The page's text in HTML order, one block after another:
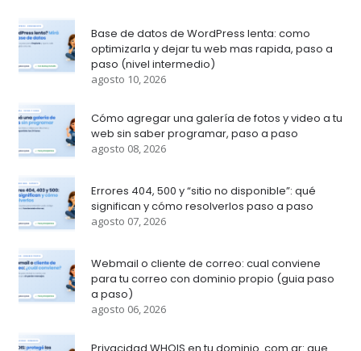
Base de datos de WordPress lenta: como
optimizarla y dejar tu web mas rapida, paso a
paso (nivel intermedio)
agosto 10, 2026
Cómo agregar una galería de fotos y video a tu
web sin saber programar, paso a paso
agosto 08, 2026
Errores 404, 500 y “sitio no disponible”: qué
significan y cómo resolverlos paso a paso
agosto 07, 2026
Webmail o cliente de correo: cual conviene
para tu correo con dominio propio (guia paso
a paso)
agosto 06, 2026